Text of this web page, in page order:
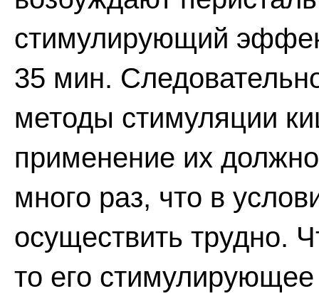
стимулирующий
35 мин.
методы стимуляции
применение их должно
много раз, что в
осуществить трудно.
то его